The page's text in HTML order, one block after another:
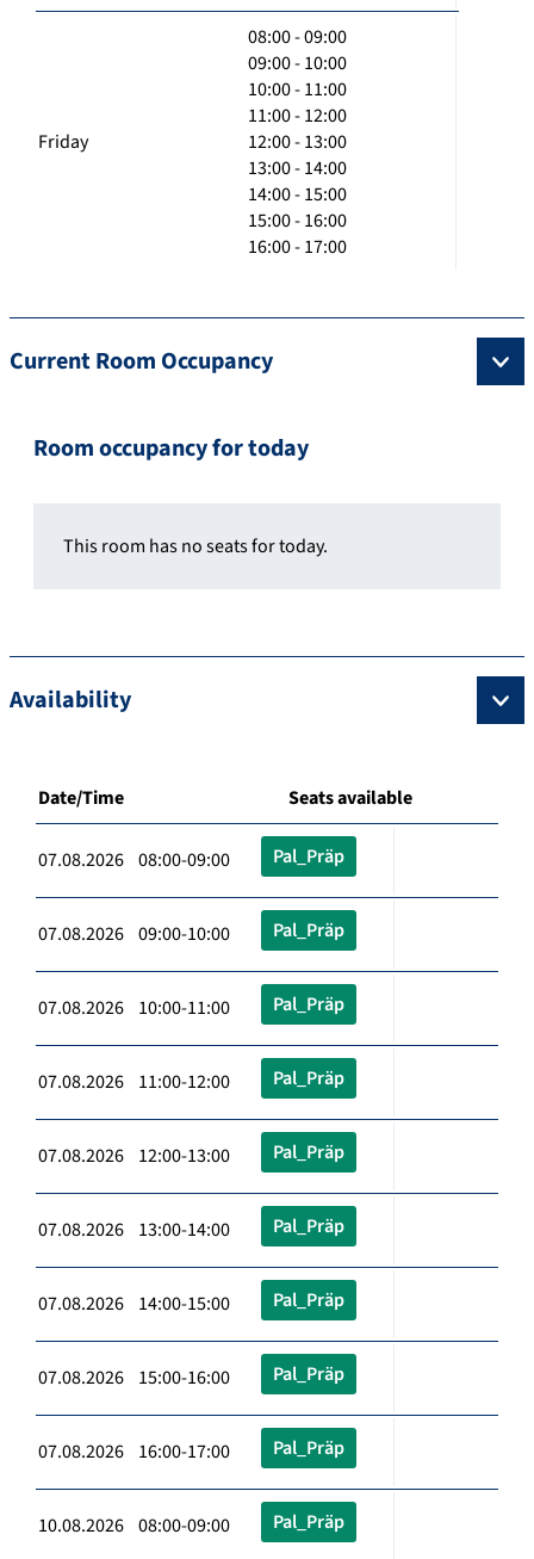
Friday
08:00 - 09:00
09:00 - 10:00
10:00 - 11:00
11:00 - 12:00
12:00 - 13:00
13:00 - 14:00
14:00 - 15:00
15:00 - 16:00
16:00 - 17:00
Current Room Occupancy
Room occupancy for today
This room has no seats for today.
Availability
Date/Time Seats available
07.08.2026 08:00-09:00 Pal_Präp
07.08.2026 09:00-10:00 Pal_Präp
07.08.2026 10:00-11:00 Pal_Präp
07.08.2026 11:00-12:00 Pal_Präp
07.08.2026 12:00-13:00 Pal_Präp
07.08.2026 13:00-14:00 Pal_Präp
07.08.2026 14:00-15:00 Pal_Präp
07.08.2026 15:00-16:00 Pal_Präp
07.08.2026 16:00-17:00 Pal_Präp
10.08.2026 08:00-09:00 Pal_Präp